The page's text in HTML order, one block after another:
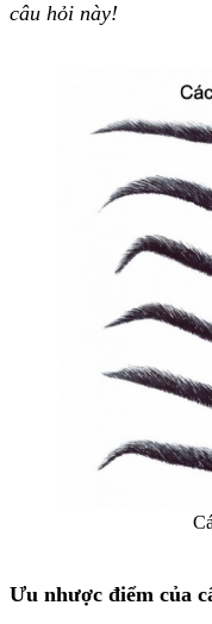
câu hỏi này!
Ưu nhược điểm của